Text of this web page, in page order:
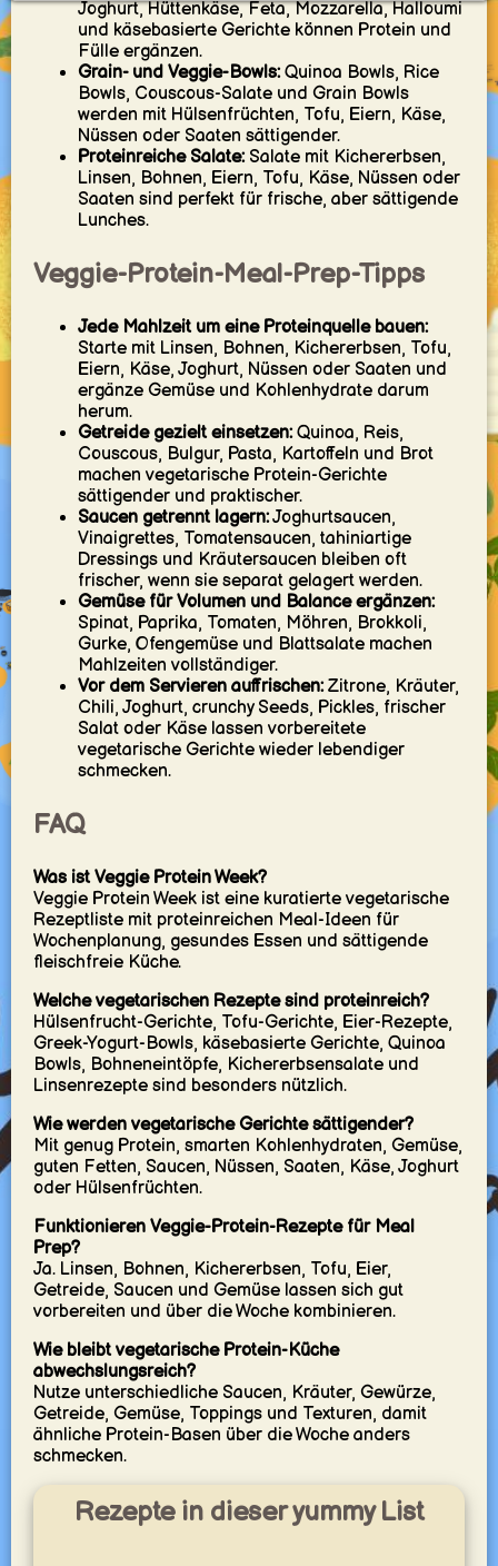
Joghurt, Hüttenkäse, Feta, Mozzarella, Halloumi
und käsebasierte Gerichte können Protein und
Fülle ergänzen.
Grain- und Veggie-Bowls:Quinoa Bowls, Rice
Bowls, Couscous-Salate und Grain Bowls
werden mit Hülsenfrüchten, Tofu, Eiern, Käse,
Nüssen oder Saaten sättigender.
Proteinreiche Salate:Salate mit Kichererbsen,
Linsen, Bohnen, Eiern, Tofu, Käse, Nüssen oder
Saaten sind perfekt für frische, aber sättigende
Lunches.
Veggie-Protein-Meal-Prep-Tipps
Jede Mahlzeit um eine Proteinquelle bauen:
Starte mit Linsen, Bohnen, Kichererbsen, Tofu,
Eiern, Käse, Joghurt, Nüssen oder Saaten und
ergänze Gemüse und Kohlenhydrate darum
herum.
Getreide gezielt einsetzen:Quinoa, Reis,
Couscous, Bulgur, Pasta, Kartoffeln und Brot
machen vegetarische Protein-Gerichte
sättigender und praktischer.
Saucen getrennt lagern:Joghurtsaucen,
Vinaigrettes, Tomatensaucen, tahiniartige
Dressings und Kräutersaucen bleiben oft
frischer, wenn sie separat gelagert werden.
Gemüse für Volumen und Balance ergänzen:
Spinat, Paprika, Tomaten, Möhren, Brokkoli,
Gurke, Ofengemüse und Blattsalate machen
Mahlzeiten vollständiger.
Vor dem Servieren auffrischen:Zitrone, Kräuter,
Chili, Joghurt, crunchy Seeds, Pickles, frischer
Salat oder Käse lassen vorbereitete
vegetarische Gerichte wieder lebendiger
schmecken.
FAQ
Was ist Veggie Protein Week?
Veggie Protein Week ist eine kuratierte vegetarische
Rezeptliste mit proteinreichen Meal-Ideen für
Wochenplanung, gesundes Essen und sättigende
fleischfreie Küche.
Welche vegetarischen Rezepte sind proteinreich?
Hülsenfrucht-Gerichte, Tofu-Gerichte, Eier-Rezepte,
Greek-Yogurt-Bowls, käsebasierte Gerichte, Quinoa
Bowls, Bohneneintöpfe, Kichererbsensalate und
Linsenrezepte sind besonders nützlich.
Wie werden vegetarische Gerichte sättigender?
Mit genug Protein, smarten Kohlenhydraten, Gemüse,
guten Fetten, Saucen, Nüssen, Saaten, Käse, Joghurt
oder Hülsenfrüchten.
Funktionieren Veggie-Protein-Rezepte für Meal
Prep?
Ja. Linsen, Bohnen, Kichererbsen, Tofu, Eier,
Getreide, Saucen und Gemüse lassen sich gut
vorbereiten und über die Woche kombinieren.
Wie bleibt vegetarische Protein-Küche
abwechslungsreich?
Nutze unterschiedliche Saucen, Kräuter, Gewürze,
Getreide, Gemüse, Toppings und Texturen, damit
ähnliche Protein-Basen über die Woche anders
schmecken.
Rezepte in dieser yummy List